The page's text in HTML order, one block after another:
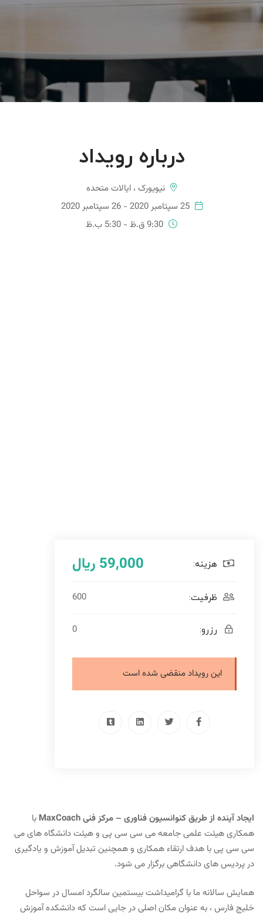
درباره رویداد
نیویورک ، ایالات متحده
25 سپتامبر 2020 - 26 سپتامبر 2020
9:30 ق.ظ - 5:30 ب.ظ
هزینه: 59,000 ریال
ظرفیت: 600
رزرو: 0
این رویداد منقضی شده است
ایجاد آینده از طریق کنوانسیون فناوری – مرکز فنی MaxCoach
با
همکاری هیئت علمی جامعه می سی سی پی و هیئت دانشگاه های می
سی سی پی با هدف ارتقاء همکاری و همچنین تبدیل آموزش و یادگیری
در پردیس های دانشگاهی برگزار می شود.
همایش سالانه ما با گرامیداشت بیستمین سالگرد امسال در سواحل
خلیج فارس ، به عنوان مکان اصلی در جایی است که دانشکده آموزش